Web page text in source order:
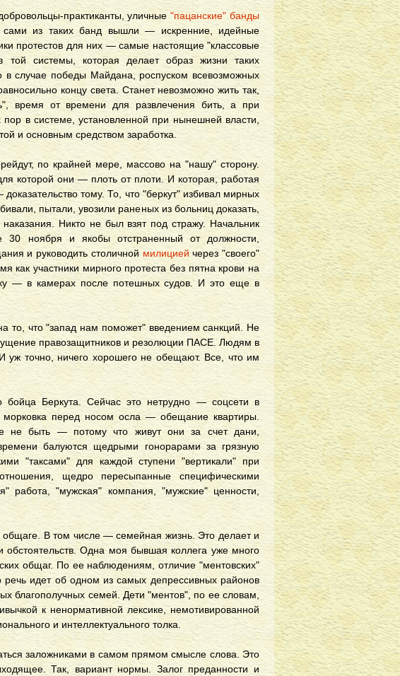
практиканты, уличные"пацанские" банды
из таких банд вышли — искренние, идейные
протестов для них — самые настоящие "классовые
той системы, которая делает образ жизни таких
случае победы Майдана, роспуском всевозможных
концу света. Станет невозможно жить так,
время от времени для развлечения бить, а при
в системе, установленной при нынешней власти,
и основным средством заработка.
по крайней мере, массово на "нашу" сторону.
которой они — плоть от плоти. И которая, работая
тому. То, что "беркут" избивал мирных
пытали, увозили раненых из больниц доказать,
Никто не был взят под стражу. Начальник
30 ноября и якобы отстраненный от должности,
и руководить столичной милициейчерез "своего"
как участники мирного протеста без пятна крови на
— в камерах после потешных судов. И это еще в
то, что "запад нам поможет" введением санкций. Не
правозащитников и резолюции ПАСЕ. Людям в
уж точно, ничего хорошего не обещают. Все, что им
бойца Беркута. Сейчас это нетрудно — соцсети в
перед носом осла — обещание квартиры.
не быть — потому что живут они за счет дани,
балуются щедрыми гонорарами за грязную
"таксами" для каждой ступени "вертикали" при
щедро пересыпанные специфическими
работа, "мужская" компания, "мужские" ценности,
В том числе — семейная жизнь. Это делает и
Одна моя бывшая коллега уже много
общаг. По ее наблюдениям, отличие "ментовских"
речь идет об одном из самых депрессивных районов
благополучных семей. Дети "ментов", по ее словам,
к ненормативной лексике, немотивированной
и интеллектуального толка.
заложниками в самом прямом смысле слова. Это
Так, вариант нормы. Залог преданности и